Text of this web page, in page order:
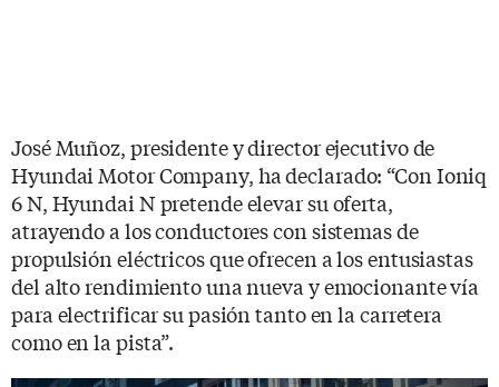
José Muñoz, presidente y director ejecutivo de
Hyundai Motor Company, ha declarado: “Con Ioniq
6 N, Hyundai N pretende elevar su oferta,
atrayendo a los conductores con sistemas de
propulsión eléctricos que ofrecen a los entusiastas
del alto rendimiento una nueva y emocionante vía
para electrificar su pasión tanto en la carretera
como en la pista”.